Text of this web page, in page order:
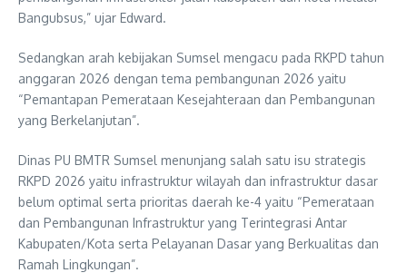
Bangubsus,” ujar Edward.
Sedangkan arah kebijakan Sumsel mengacu pada RKPD tahun
anggaran 2026 dengan tema pembangunan 2026 yaitu
“Pemantapan Pemerataan Kesejahteraan dan Pembangunan
yang Berkelanjutan”.
Dinas PU BMTR Sumsel menunjang salah satu isu strategis
RKPD 2026 yaitu infrastruktur wilayah dan infrastruktur dasar
belum optimal serta prioritas daerah ke-4 yaitu “Pemerataan
dan Pembangunan Infrastruktur yang Terintegrasi Antar
Kabupaten/Kota serta Pelayanan Dasar yang Berkualitas dan
Ramah Lingkungan”.